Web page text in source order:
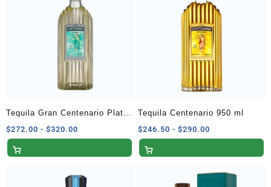
Tequila Gran Centenario Plata
950 ml
$272.00 - $320.00
de
$272.00
Tequila Centenario 950 ml
$246.50 - $290.00
de